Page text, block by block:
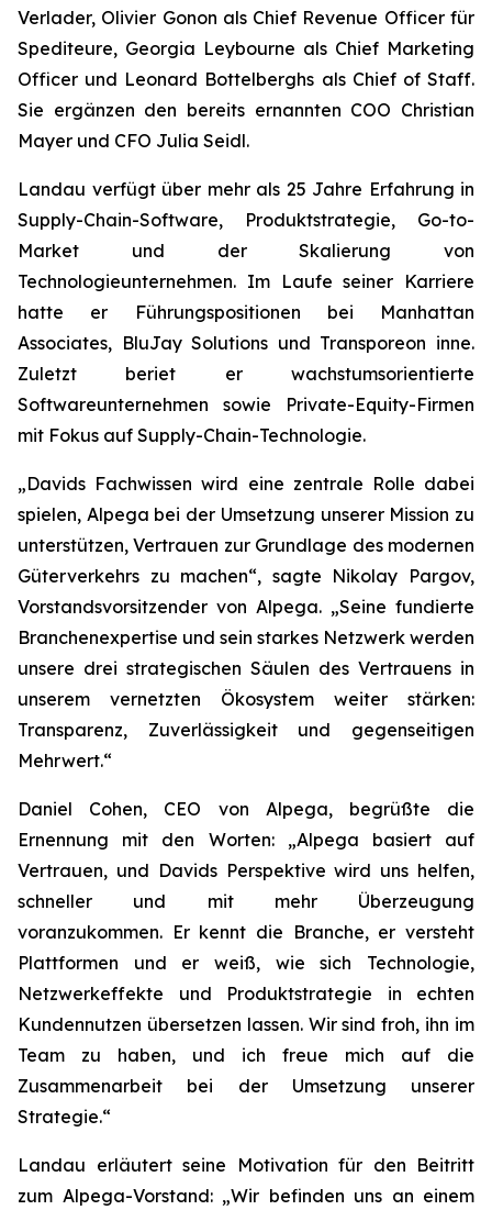
Verlader, Olivier Gonon als Chief Revenue Officer für
Spediteure, Georgia Leybourne als Chief Marketing
Officer und Leonard Bottelberghs als Chief of Staff.
Sie ergänzen den bereits ernannten COO Christian
Mayer und CFO Julia Seidl.
Landau verfügt über mehr als 25 Jahre Erfahrung in
Supply-Chain-Software, Produktstrategie, Go-to-
Market und der Skalierung von
Technologieunternehmen. Im Laufe seiner Karriere
hatte er Führungspositionen bei Manhattan
Associates, BluJay Solutions und Transporeon inne.
Zuletzt beriet er wachstumsorientierte
Softwareunternehmen sowie Private-Equity-Firmen
mit Fokus auf Supply-Chain-Technologie.
„Davids Fachwissen wird eine zentrale Rolle dabei
spielen, Alpega bei der Umsetzung unserer Mission zu
unterstützen, Vertrauen zur Grundlage des modernen
Güterverkehrs zu machen“, sagte Nikolay Pargov,
Vorstandsvorsitzender von Alpega. „Seine fundierte
Branchenexpertise und sein starkes Netzwerk werden
unsere drei strategischen Säulen des Vertrauens in
unserem vernetzten Ökosystem weiter stärken:
Transparenz, Zuverlässigkeit und gegenseitigen
Mehrwert.“
Daniel Cohen, CEO von Alpega, begrüßte die
Ernennung mit den Worten: „Alpega basiert auf
Vertrauen, und Davids Perspektive wird uns helfen,
schneller und mit mehr Überzeugung
voranzukommen. Er kennt die Branche, er versteht
Plattformen und er weiß, wie sich Technologie,
Netzwerkeffekte und Produktstrategie in echten
Kundennutzen übersetzen lassen. Wir sind froh, ihn im
Team zu haben, und ich freue mich auf die
Zusammenarbeit bei der Umsetzung unserer
Strategie.“
Landau erläutert seine Motivation für den Beitritt
zum Alpega-Vorstand: „Wir befinden uns an einem